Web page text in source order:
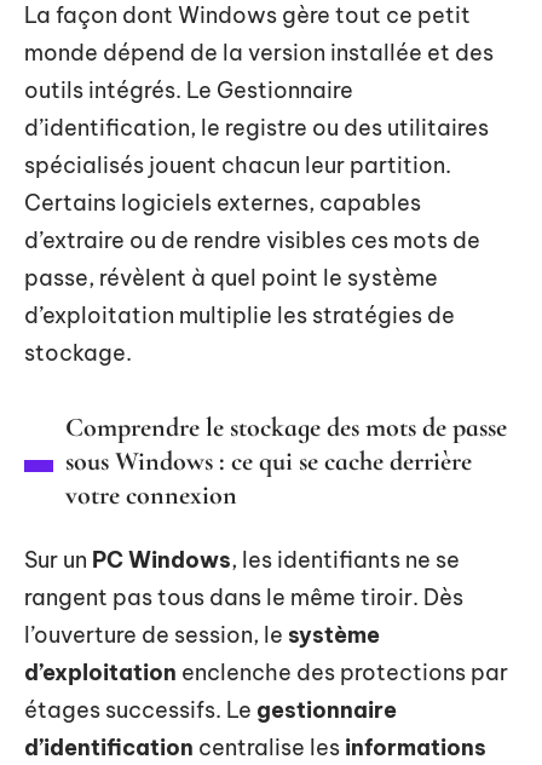
La façon dont Windows gère tout ce petit
monde dépend de la version installée et des
outils intégrés. Le Gestionnaire
d’identification, le registre ou des utilitaires
spécialisés jouent chacun leur partition.
Certains logiciels externes, capables
d’extraire ou de rendre visibles ces mots de
passe, révèlent à quel point le système
d’exploitation multiplie les stratégies de
stockage.
Comprendre le stockage des mots de passe
sous Windows : ce qui se cache derrière
votre connexion
Sur un PC Windows, les identifiants ne se
rangent pas tous dans le même tiroir. Dès
l’ouverture de session, le système
d’exploitation enclenche des protections par
étages successifs. Le gestionnaire
d’identification centralise les informations